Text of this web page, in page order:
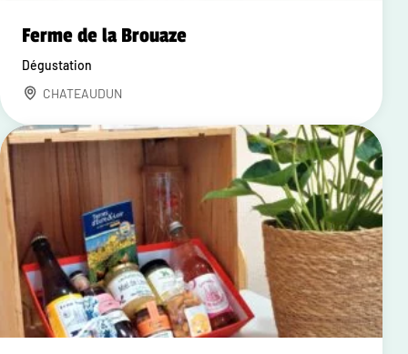
Ferme de la Brouaze
Dégustation
CHATEAUDUN